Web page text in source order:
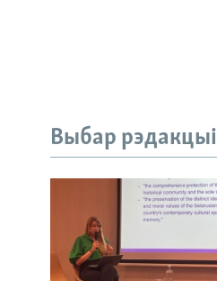
Выбар рэдакцыі